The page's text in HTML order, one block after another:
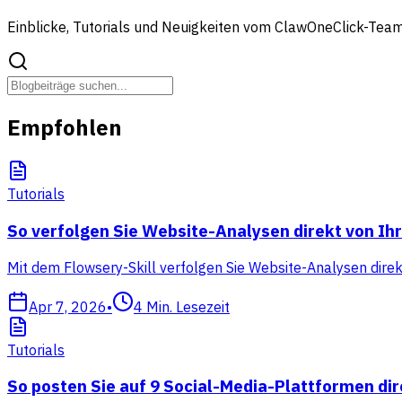
Einblicke, Tutorials und Neuigkeiten vom ClawOneClick-
Empfohlen
Tutorials
So verfolgen Sie Website-Analysen direkt von
Mit dem Flowsery-Skill verfolgen Sie Website-Analysen
Apr 7, 2026• 4 Min. Lesezeit
Tutorials
So posten Sie auf 9 Social-Media-Plattformen